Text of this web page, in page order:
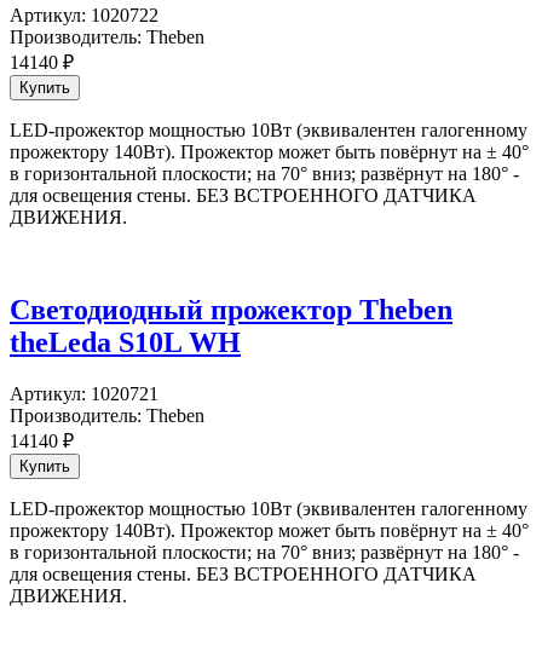
Артикул: 1020722
Производитель: Theben
14140 ₽
LED-прожектор мощностью 10Вт (эквивалентен галогенному
прожектору 140Вт). Прожектор может быть повёрнут на ± 40°
в горизонтальной плоскости; на 70° вниз; развёрнут на 180° -
для освещения стены. БЕЗ ВСТРОЕННОГО ДАТЧИКА
ДВИЖЕНИЯ.
Светодиодный прожектор Theben
theLeda S10L WH
Артикул: 1020721
Производитель: Theben
14140 ₽
LED-прожектор мощностью 10Вт (эквивалентен галогенному
прожектору 140Вт). Прожектор может быть повёрнут на ± 40°
в горизонтальной плоскости; на 70° вниз; развёрнут на 180° -
для освещения стены. БЕЗ ВСТРОЕННОГО ДАТЧИКА
ДВИЖЕНИЯ.